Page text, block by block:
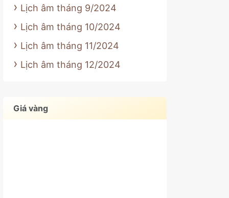
Lịch âm tháng 9/2024
Lịch âm tháng 10/2024
Lịch âm tháng 11/2024
Lịch âm tháng 12/2024
Giá vàng